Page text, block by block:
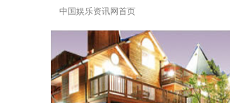
中国娱乐资讯网首页